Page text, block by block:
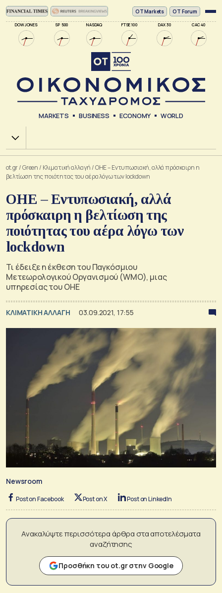
DOW JONES SP 500 NASDAQ FTSE 100 DAX 30 CAC 40
ΟΤ Markets OT Forum
MARKETS BUSINESS ECONOMY WORLD
Χ.Α.
ot.gr/Green / Κλιματική αλλαγή /ΟΗΕ – Εντυπωσιακή, αλλά πρόσκαιρη η
βελτίωση της ποιότητας του αέρα λόγω των lockdown
ΟΗΕ – Εντυπωσιακή, αλλά
πρόσκαιρη η βελτίωση της
ποιότητας του αέρα λόγω των
lockdown
Τι έδειξε η έκθεση του Παγκόσμιου
Μετεωρολογικού Οργανισμού (WΜO), μιας
υπηρεσίας του ΟΗΕ
ΚΛΙΜΑΤΙΚΗ ΑΛΛΑΓΗ 03.09.2021, 17:55
Newsroom
Post on Facebook Post on X Post on LinkedIn
Ανακαλύψτε περισσότερα άρθρα στα αποτελέσματα
αναζήτησης
Προσθήκη του ot.gr στην Google